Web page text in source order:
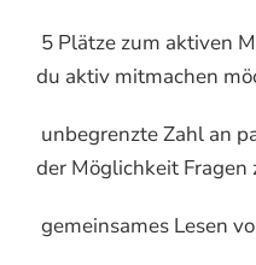
5 Plätze zum aktiven
du aktiv mitmachen
unbegrenzte Zahl an
der Möglichkeit Fragen
gemeinsames Lesen